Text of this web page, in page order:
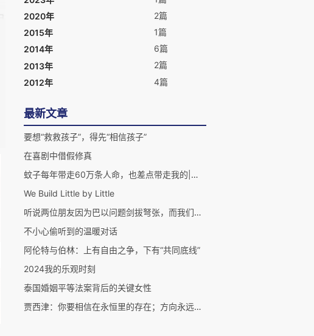
2020年
2篇
2015年
1篇
2014年
6篇
2013年
2篇
2012年
4篇
最新文章
要想“救救孩子”，得先“相信孩子”
在喜剧中借假修真
蚊子每年带走60万条人命，也差点带走我的|传播20多种致命疾病，气候变化让它们更厉害了
We Build Little by Little
听说两位朋友因为巴以问题剑拔弩张，而我们即将共同出差……
不小心偷听到的温暖对话
阿伦特与伯林：上有自由之争，下有“共同底线”
2024我的乐观时刻
泰国婚姻平等法案背后的关键女性
贾西津：你要相信在永恒里的存在；方向永远重于时间